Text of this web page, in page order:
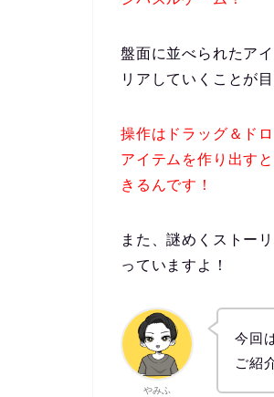
盤面に並べられたア
リアしていくことが目
操作はドラッグ＆ド
アイテムを作り出す
きるんです！
また、謎めくストー
っていますよ！
やみふ
今回
ご紹